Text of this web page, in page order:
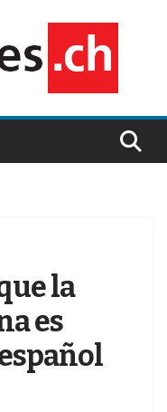
la
es